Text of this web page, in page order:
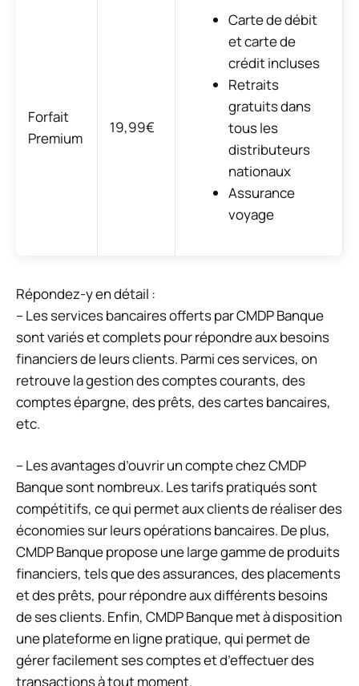
Forfait
Premium
19,99€
Carte de débit
et carte de
crédit incluses
Retraits
gratuits dans
tous les
distributeurs
nationaux
Assurance
voyage
Répondez-y en détail :
– Les services bancaires offerts par CMDP Banque
sont variés et complets pour répondre aux besoins
financiers de leurs clients. Parmi ces services, on
retrouve la gestion des comptes courants, des
comptes épargne, des prêts, des cartes bancaires,
etc.
– Les avantages d’ouvrir un compte chez CMDP
Banque sont nombreux. Les tarifs pratiqués sont
compétitifs, ce qui permet aux clients de réaliser des
économies sur leurs opérations bancaires. De plus,
CMDP Banque propose une large gamme de produits
financiers, tels que des assurances, des placements
et des prêts, pour répondre aux différents besoins
de ses clients. Enfin, CMDP Banque met à disposition
une plateforme en ligne pratique, qui permet de
gérer facilement ses comptes et d’effectuer des
transactions à tout moment.